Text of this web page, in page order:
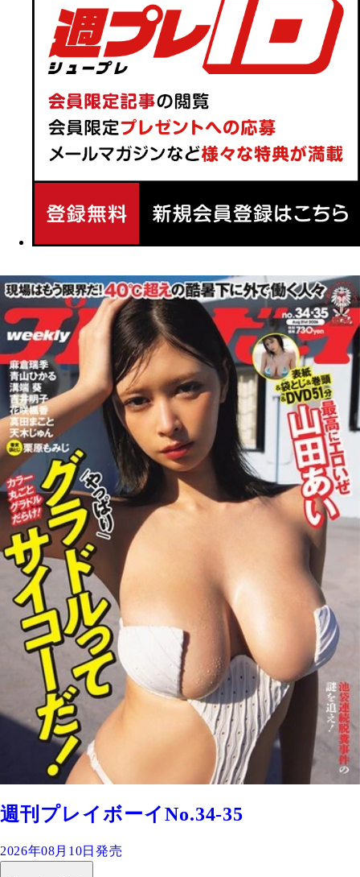
週刊プレイボーイNo.34-35
2026年08月10日発売